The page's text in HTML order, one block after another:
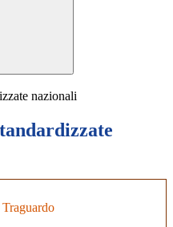
nazionali
Traguardo